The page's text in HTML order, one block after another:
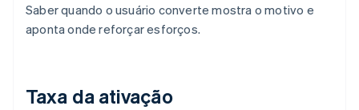
Saber quando o usuário converte mostra o motivo e
aponta onde reforçar esforços.
Taxa da ativação